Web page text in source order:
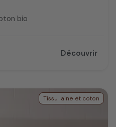
bio
Découvrir
Tissu laine et coton